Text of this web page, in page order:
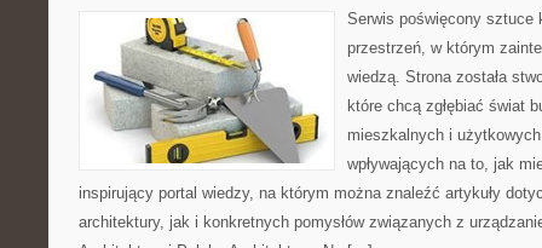
Serwis poświęcony sztuce
przestrzeń, w którym
wiedzą. Strona została
które chcą zgłębiać świat
mieszkalnych i
wpływających na to, jak
inspirujący portal wiedzy, na którym można znaleźć artykuły
architektury, jak i konkretnych pomysłów związanych z